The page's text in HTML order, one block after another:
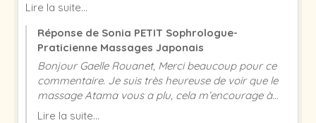
Lire la suite...
Réponse de Sonia PETIT Sophrologue-
Praticienne Massages Japonais
Bonjour Gaelle Rouanet, Merci beaucoup pour ce
commentaire. Je suis très heureuse de voir que le
massage Atama vous a plu, cela m’encourage à
continuer dans ce sens. Excellente journée et à très
Lire la suite...